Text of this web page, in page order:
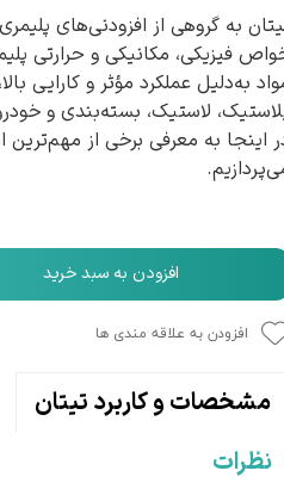
به گروهی از افزودنی‌های
فیزیکی، مکانیکی و حرارتی
به‌دلیل عملکرد مؤثر و کارایی
لاستیک، بسته‌بندی و
اینجا به معرفی برخی از مهم‌ترین
افزودن به سبد خرید
افزودن به علاقه مندی ها
مشخصات و کاربرد تیتان
نظرات